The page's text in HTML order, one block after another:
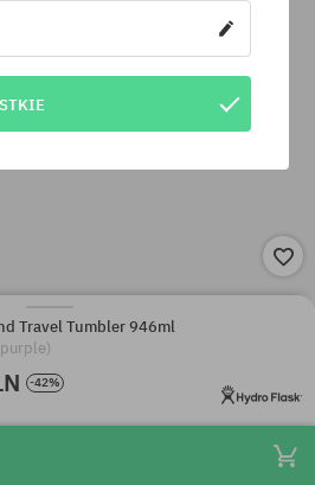
Travel Tumbler 946ml
-42%